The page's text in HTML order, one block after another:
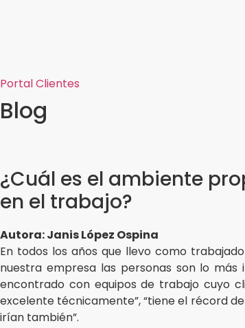
Portal Clientes
Blog
¿Cuál es el ambiente
en el trabajo?
Autora: Janis López Ospina
En todos los años que llevo como
nuestra empresa las personas son lo
encontrado con equipos de trabajo cuyo
excelente técnicamente”, “tiene el récord
irían también”.